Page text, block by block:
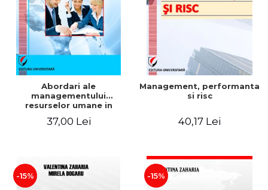
Abordari ale
managementului
resurselor umane in
37,00 Lei
Management, performanta
si risc
40,17 Lei
-15% -15%